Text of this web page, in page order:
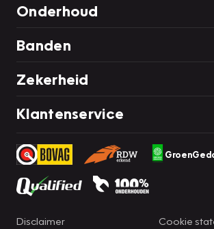
Onderhoud
Banden
Zekerheid
Klantenservice
Disclaimer Cookie